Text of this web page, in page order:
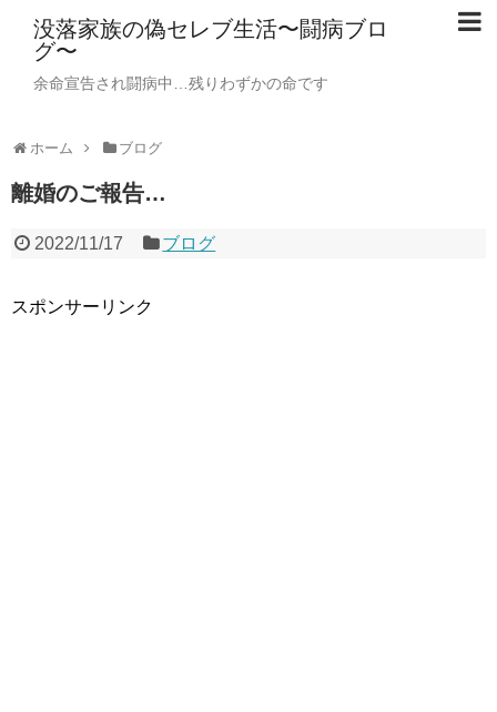
没落家族の偽セレブ生活〜闘病ブロ
グ〜
余命宣告され闘病中…残りわずかの命です
ホーム ブログ
離婚のご報告…
2022/11/17 ブログ
スポンサーリンク